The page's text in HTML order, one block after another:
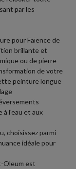
par les
pour Faïence de
brillante et
ou de pierre
de votre
peinture longue
à l'eau et aux
choisissez parmi
idéale pour
Oleum est